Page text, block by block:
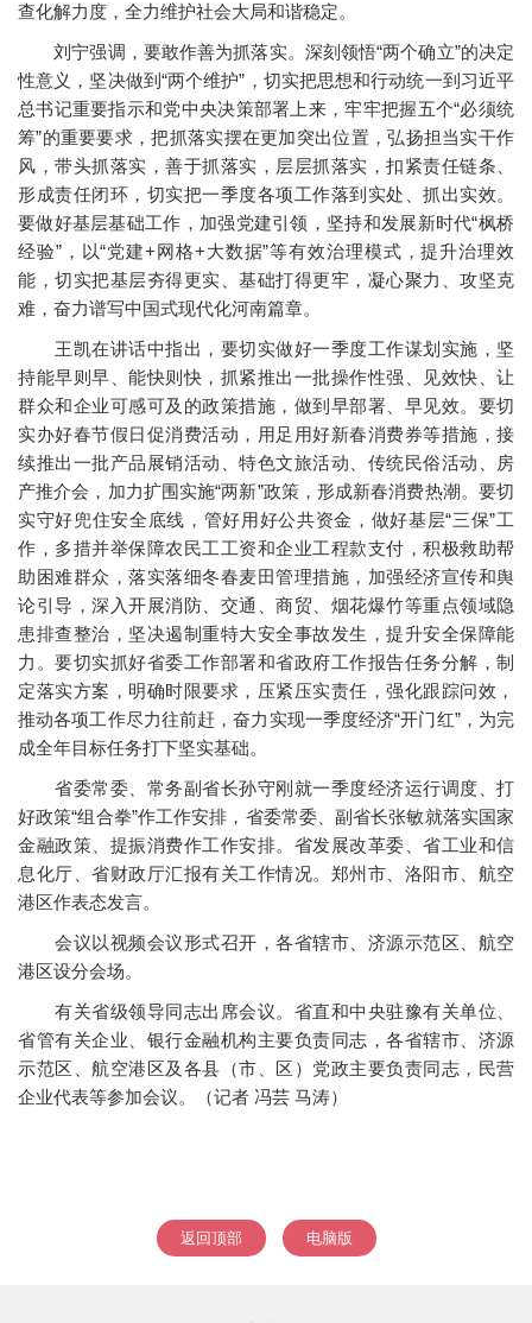
查化解力度，全力维护社会大局和谐稳定。
刘宁强调，要敢作善为抓落实。深刻领悟“两个确立”的决定
性意义，坚决做到“两个维护”，切实把思想和行动统一到习近平
总书记重要指示和党中央决策部署上来，牢牢把握五个“必须统
筹”的重要要求，把抓落实摆在更加突出位置，弘扬担当实干作
风，带头抓落实，善于抓落实，层层抓落实，扣紧责任链条、
形成责任闭环，切实把一季度各项工作落到实处、抓出实效。
要做好基层基础工作，加强党建引领，坚持和发展新时代“枫桥
经验”，以“党建+网格+大数据”等有效治理模式，提升治理效
能，切实把基层夯得更实、基础打得更牢，凝心聚力、攻坚克
难，奋力谱写中国式现代化河南篇章。
王凯在讲话中指出，要切实做好一季度工作谋划实施，坚
持能早则早、能快则快，抓紧推出一批操作性强、见效快、让
群众和企业可感可及的政策措施，做到早部署、早见效。要切
实办好春节假日促消费活动，用足用好新春消费券等措施，接
续推出一批产品展销活动、特色文旅活动、传统民俗活动、房
产推介会，加力扩围实施“两新”政策，形成新春消费热潮。要切
实守好兜住安全底线，管好用好公共资金，做好基层“三保”工
作，多措并举保障农民工工资和企业工程款支付，积极救助帮
助困难群众，落实落细冬春麦田管理措施，加强经济宣传和舆
论引导，深入开展消防、交通、商贸、烟花爆竹等重点领域隐
患排查整治，坚决遏制重特大安全事故发生，提升安全保障能
力。要切实抓好省委工作部署和省政府工作报告任务分解，制
定落实方案，明确时限要求，压紧压实责任，强化跟踪问效，
推动各项工作尽力往前赶，奋力实现一季度经济“开门红”，为完
成全年目标任务打下坚实基础。
省委常委、常务副省长孙守刚就一季度经济运行调度、打
好政策“组合拳”作工作安排，省委常委、副省长张敏就落实国家
金融政策、提振消费作工作安排。省发展改革委、省工业和信
息化厅、省财政厅汇报有关工作情况。郑州市、洛阳市、航空
港区作表态发言。
会议以视频会议形式召开，各省辖市、济源示范区、航空
港区设分会场。
有关省级领导同志出席会议。省直和中央驻豫有关单位、
省管有关企业、银行金融机构主要负责同志，各省辖市、济源
示范区、航空港区及各县（市、区）党政主要负责同志，民营
企业代表等参加会议。（记者 冯芸 马涛）
返回顶部 电脑版